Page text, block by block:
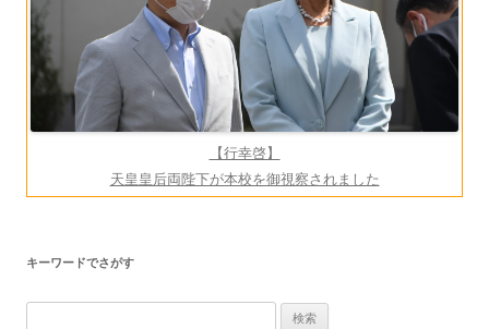
【行幸啓】
天皇皇后両陛下が本校を御視察されました
キーワードでさがす